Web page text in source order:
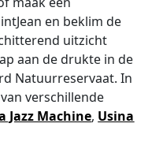
en beklim de
uitzicht
aan de drukte in de
Natuurreservaat. In
verschillende
Jazz Machine, Usina